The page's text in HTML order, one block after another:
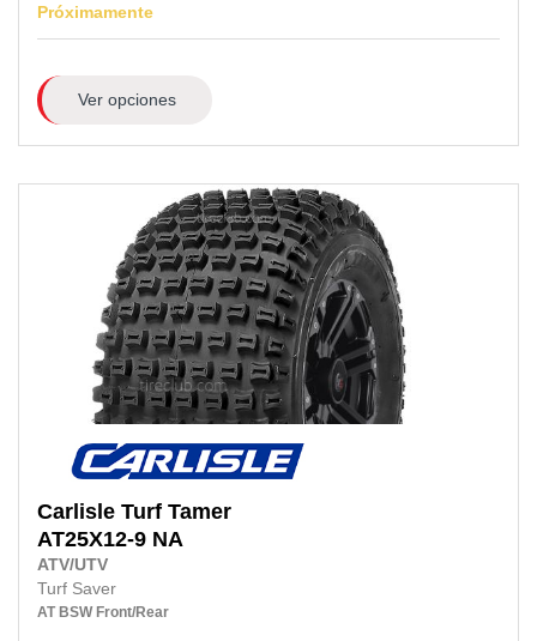
Próximamente
Ver opciones
Carlisle Turf Tamer
AT25X12-9 NA
ATV/UTV
Turf Saver
AT BSW Front/Rear